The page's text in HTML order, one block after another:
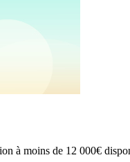
à moins de 12 000€